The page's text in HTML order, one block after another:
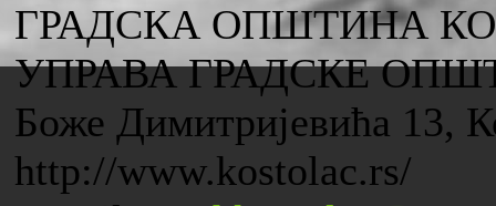
ГРАДСКА ОПШТИНА
УПРАВА ГРАДСКЕ
Боже Димитријевића 13,
http://www.kostolac.rs/